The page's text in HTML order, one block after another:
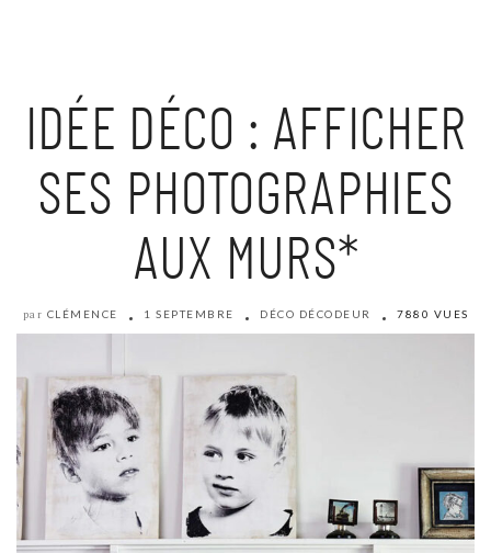
IDÉE DÉCO : AFFICHER
SES PHOTOGRAPHIES
AUX MURS*
par CLÉMENCE 1 SEPTEMBRE DÉCO DÉCODEUR 7880 VUES